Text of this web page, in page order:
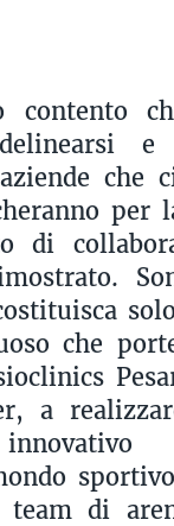
contento
e
che
per
di
che
a
di